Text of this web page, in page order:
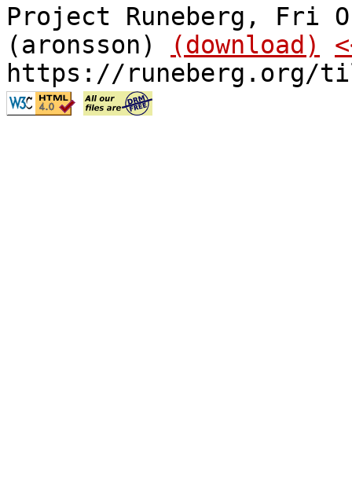
Project Runeberg, Fri
(aronsson)
(download)
https://runeberg.org/